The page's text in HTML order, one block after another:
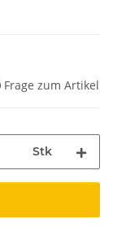
Frage zum Artikel
Stk